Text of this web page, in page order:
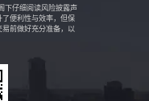
这两大行业的重仓
下仔细阅读风险披露声
便利性与效率，但保
前做好充分准备，以